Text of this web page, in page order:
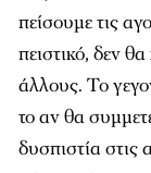
άλλους. Το
το αν θα
δυσπιστία στις
πέρα, ακόμα κι
ΔΝΤ θα